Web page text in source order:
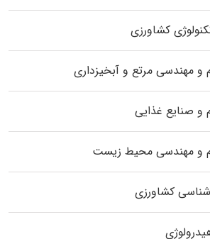
کشاورزی
و مهندسی مرتع و آبخیزداری
و صنایع غذایی
و مهندسی محیط زیست
کشاورزی